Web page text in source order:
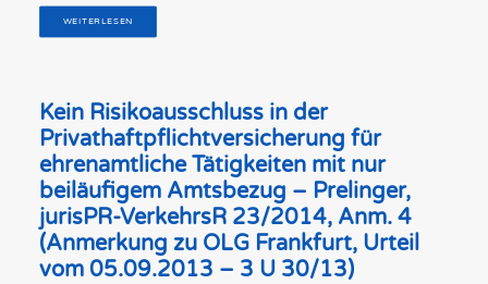
WEITERLESEN
Kein Risikoausschluss in der
Privathaftpflichtversicherung für
ehrenamtliche Tätigkeiten mit nur
beiläufigem Amtsbezug – Prelinger,
jurisPR-VerkehrsR 23/2014, Anm. 4
(Anmerkung zu OLG Frankfurt, Urteil
vom 05.09.2013 – 3 U 30/13)